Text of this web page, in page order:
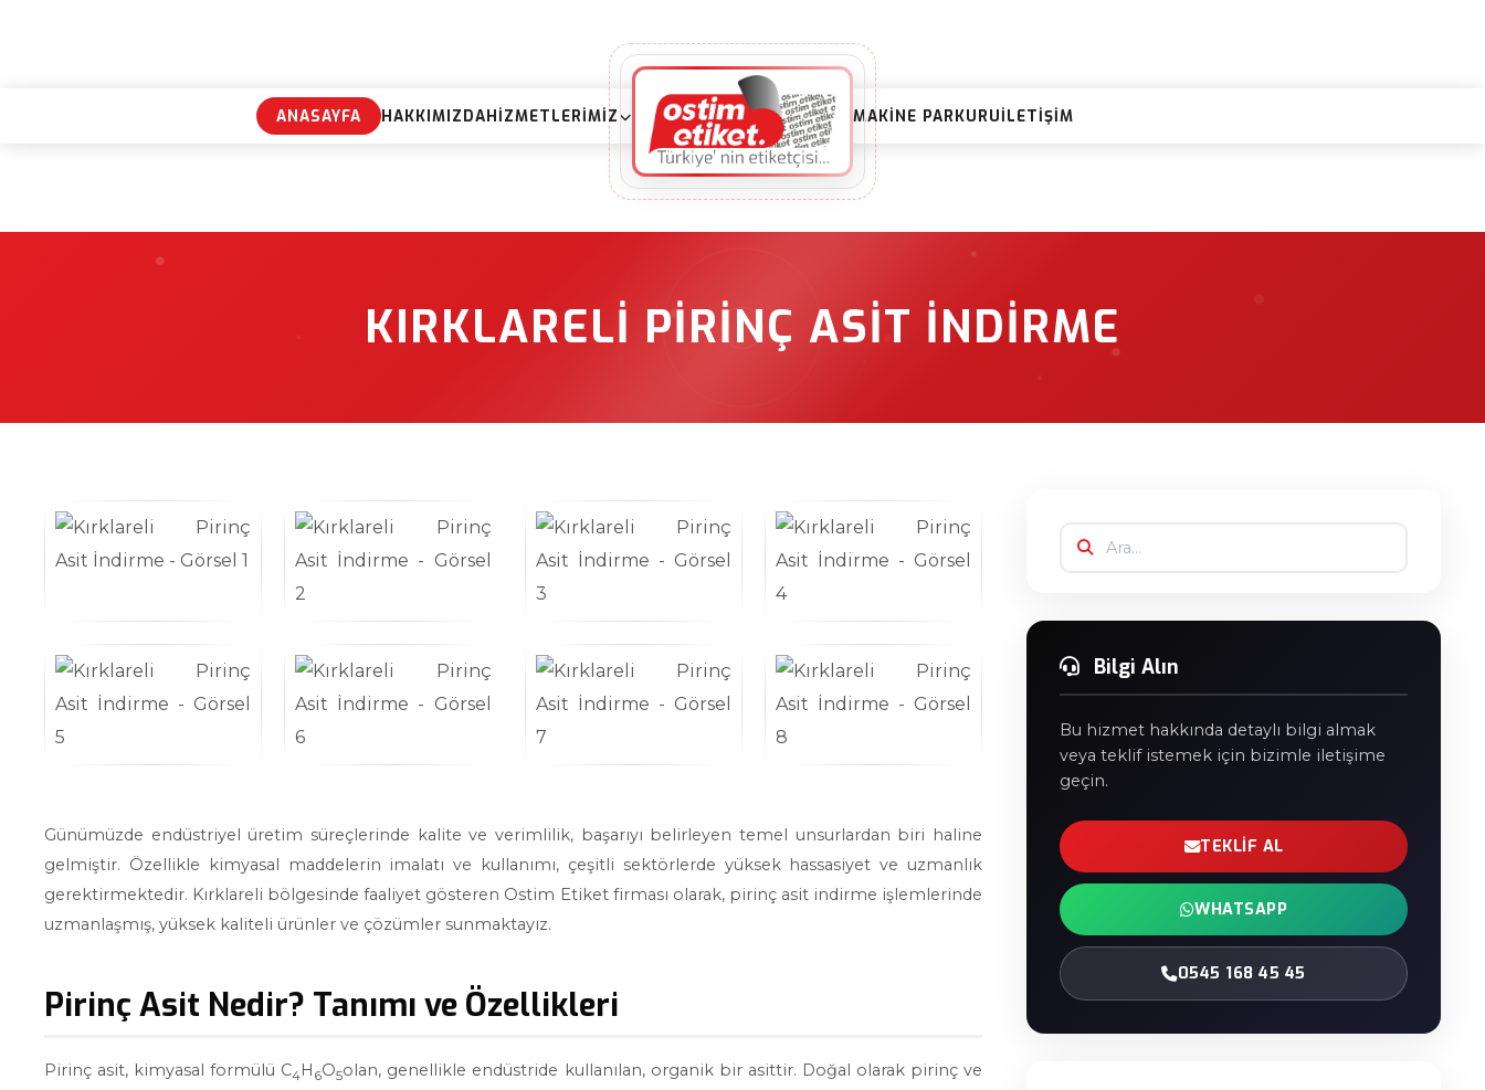
ANASAYFA HAKKIMIZDAHIZMETLERIMIZ MAKINE PARKURUİLETIŞIM
KIRKLARELI PIRINÇ ASIT İNDIRME
Günümüzde endüstriyel üretim süreçlerinde kalite ve verimlilik, başarıyı belirleyen temel unsurlardan biri haline
gelmiştir. Özellikle kimyasal maddelerin imalatı ve kullanımı, çeşitli sektörlerde yüksek hassasiyet ve uzmanlık
gerektirmektedir. Kırklareli bölgesinde faaliyet gösteren Ostim Etiket firması olarak, pirinç asit indirme işlemlerinde
uzmanlaşmış, yüksek kaliteli ürünler ve çözümler sunmaktayız.
Pirinç Asit Nedir? Tanımı ve Özellikleri
Pirinç asit, kimyasal formülü C4H 6O5olan, genellikle endüstride kullanılan, organik bir asittir. Doğal olarak pirinç ve
Bilgi Alın
Bu hizmet hakkında detaylı bilgi almak
veya teklif istemek için bizimle iletişime
geçin.
TEKLIF AL
WHATSAPP
0545 168 45 45